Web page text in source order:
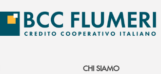
CHI SIAMO